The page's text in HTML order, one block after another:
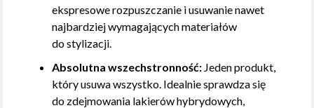
ekspresowe rozpuszczanie i usuwanie nawet
najbardziej wymagających materiałów
do stylizacji.
Absolutna wszechstronność: Jeden produkt,
który usuwa wszystko. Idealnie sprawdza się
do zdejmowania lakierów hybrydowych,